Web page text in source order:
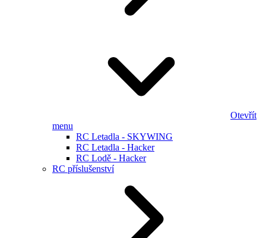
Otevřít
menu
RC Letadla - SKYWING
RC Letadla - Hacker
RC Lodě - Hacker
RC příslušenství